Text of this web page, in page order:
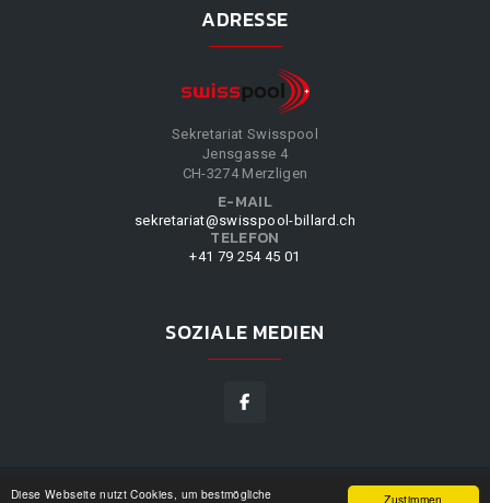
Zustimmen
Diese Webseite nutzt Cookies, um bestmögliche
ADRESSE
Sekretariat Swisspool
Jensgasse 4
CH-3274 Merzligen
E-MAIL
sekretariat@swisspool-billard.ch
TELEFON
+41 79 254 45 01
SOZIALE MEDIEN
SWISSPOOL©2026|DESIGN BY UNSERE